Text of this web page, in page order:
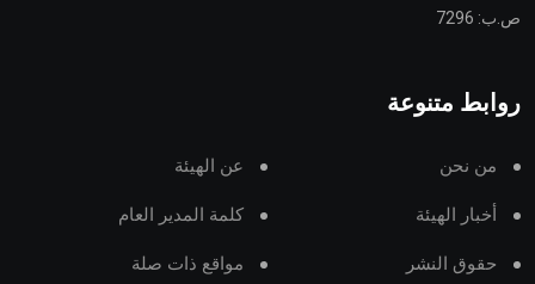
ص.ب: 7296
روابط متنوعة
من نحن عن الهيئة
أخبار الهيئة كلمة المدير العام
حقوق النشر مواقع ذات صلة